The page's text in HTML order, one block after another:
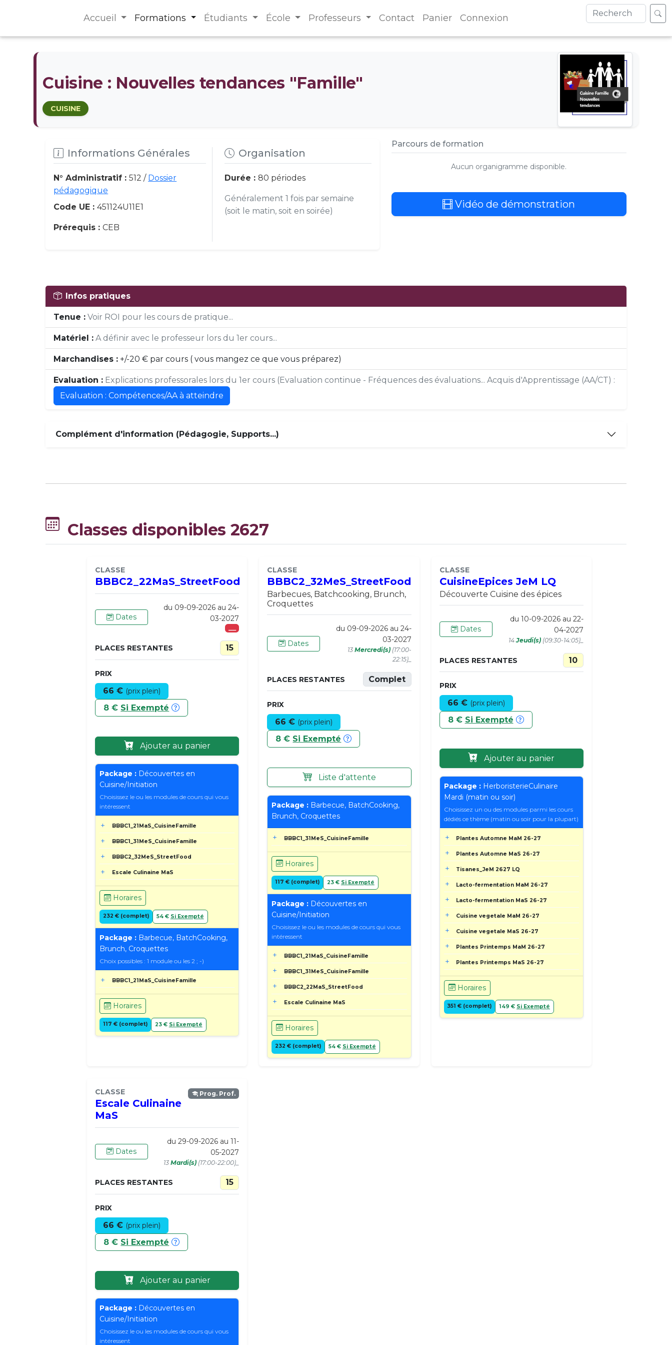
Accueil Formations Étudiants École Professeurs Contact Panier Connexion
Cuisine : Nouvelles tendances "Famille"
CUISINE
Informations Générales
N° Administratif :512 / Dossier
pédagogique
Code UE :451124U11E1
Prérequis :CEB
Organisation
Durée : 80 périodes
Généralement 1 fois par semaine
(soit le matin, soit en soirée)
Parcours de formation
Aucun organigramme disponible.
Vidéo de démonstration
Infos pratiques
Tenue : Voir ROI pour les cours de pratique...
Matériel : A définir avec le professeur lors du 1er cours...
Marchandises : +/-20 € par cours ( vous mangez ce que vous préparez)
Evaluation : Explications professorales lors du 1er cours (Evaluation continue - Fréquences des évaluations... Acquis d'Apprentissage (AA/CT) :
Evaluation : Compétences/AA à atteindre
Complément d'information (Pédagogie, Supports...)
Classes disponibles 2627
CLASSE
BBBC2_22MaS_StreetFood
Dates
du 09-09-2026 au 24-
03-2027
___
PLACES RESTANTES 15
PRIX
66 € (prix plein)
8 € Si Exempté
Ajouter au panier
Package : Découvertes en
Cuisine/Initiation
Choisissez le ou les modules de cours qui vous
intéressent
BBBC1_21MaS_CuisineFamille
BBBC1_31MeS_CuisineFamille
BBBC2_32MeS_StreetFood
Escale Culinaine MaS
Horaires
232 € (complet) 54 € Si Exempté
Package : Barbecue, BatchCooking,
Brunch, Croquettes
Choix possibles : 1 module ou les 2 ; -)
BBBC1_21MaS_CuisineFamille
Horaires
117 € (complet) 23 € Si Exempté
CLASSE
BBBC2_32MeS_StreetFood
Barbecues, Batchcooking, Brunch,
Croquettes
Dates
du 09-09-2026 au 24-
03-2027
13 Mercredi(s)(17:00-
22:15)_
PLACES RESTANTES Complet
PRIX
66 € (prix plein)
8 € Si Exempté
Liste d'attente
Package : Barbecue, BatchCooking,
Brunch, Croquettes
BBBC1_31MeS_CuisineFamille
Horaires
117 € (complet) 23 € Si Exempté
Package : Découvertes en
Cuisine/Initiation
Choisissez le ou les modules de cours qui vous
intéressent
BBBC1_21MaS_CuisineFamille
BBBC1_31MeS_CuisineFamille
BBBC2_22MaS_StreetFood
Escale Culinaine MaS
Horaires
232 € (complet) 54 € Si Exempté
CLASSE
CuisineEpices JeM LQ
Découverte Cuisine des épices
Dates
du 10-09-2026 au 22-
04-2027
14Jeudi(s)(09:30-14:05)_
PLACES RESTANTES 10
PRIX
66 € (prix plein)
8 € Si Exempté
Ajouter au panier
Package :HerboristerieCulinaire
Mardi (matin ou soir)
Choisissez un ou des modules parmi les cours
dédiés ce thème (matin ou soir pour la plupart)
Plantes Automne MaM 26-27
Plantes Automne MaS 26-27
Tisanes_JeM 2627 LQ
Lacto-fermentation MaM 26-27
Lacto-fermentation MaS 26-27
Cuisine vegetale MaM 26-27
Cuisine vegetale MaS 26-27
Plantes Printemps MaM 26-27
Plantes Printemps MaS 26-27
Horaires
351 € (complet) 149 € Si Exempté
CLASSE
Escale Culinaine
MaS
Prog. Prof.
Dates
du 29-09-2026 au 11-
05-2027
13Mardi(s) (17:00-22:00)_
PLACES RESTANTES 15
PRIX
66 € (prix plein)
8 € Si Exempté
Ajouter au panier
Package : Découvertes en
Cuisine/Initiation
Choisissez le ou les modules de cours qui vous
intéressent